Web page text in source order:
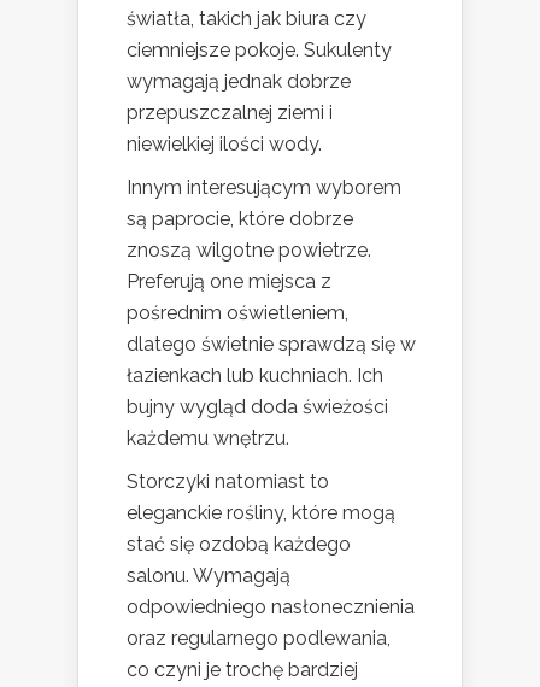
światła, takich jak biura czy
ciemniejsze pokoje. Sukulenty
wymagają jednak dobrze
przepuszczalnej ziemi i
niewielkiej ilości wody.
Innym interesującym wyborem
są paprocie, które dobrze
znoszą wilgotne powietrze.
Preferują one miejsca z
pośrednim oświetleniem,
dlatego świetnie sprawdzą się w
łazienkach lub kuchniach. Ich
bujny wygląd doda świeżości
każdemu wnętrzu.
Storczyki natomiast to
eleganckie rośliny, które mogą
stać się ozdobą każdego
salonu. Wymagają
odpowiedniego nasłonecznienia
oraz regularnego podlewania,
co czyni je trochę bardziej